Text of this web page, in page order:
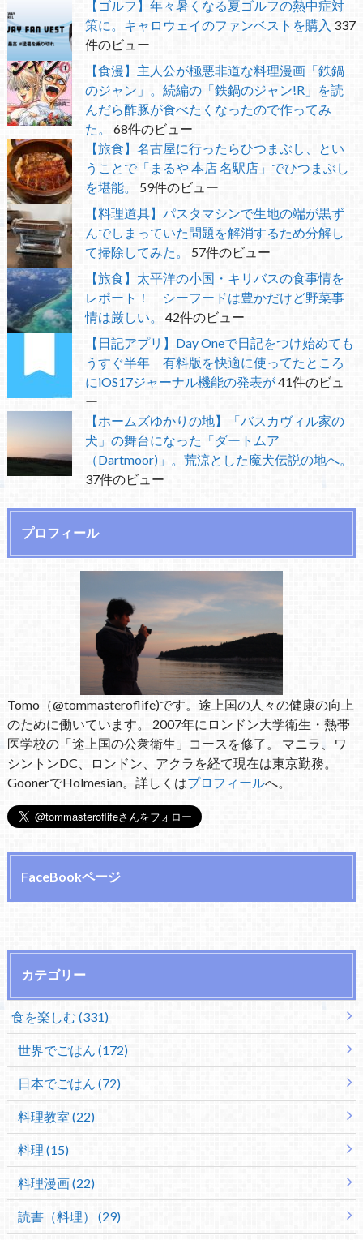
【ゴルフ】年々暑くなる夏ゴルフの熱中症対
策に。キャロウェイのファンベストを購入 337
件のビュー
【食漫】主人公が極悪非道な料理漫画「鉄鍋
のジャン」。続編の「鉄鍋のジャン!R」を読
んだら酢豚が食べたくなったので作ってみ
た。
68件のビュー
【旅食】名古屋に行ったらひつまぶし、とい
うことで「まるや 本店 名駅店」でひつまぶし
を堪能。
59件のビュー
【料理道具】パスタマシンで生地の端が黒ず
んでしまっていた問題を解消するため分解し
て掃除してみた。
57件のビュー
【旅食】太平洋の小国・キリバスの食事情を
レポート！ シーフードは豊かだけど野菜事
情は厳しい。
42件のビュー
【日記アプリ】Day Oneで日記をつけ始めても
うすぐ半年 有料版を快適に使ってたところ
にiOS17ジャーナル機能の発表が41件のビュ
ー
【ホームズゆかりの地】「バスカヴィル家の
犬」の舞台になった「ダートムア
（Dartmoor)」。荒涼とした魔犬伝説の地へ。
37件のビュー
プロフィール
Tomo（@tommasteroflife)です。途上国の人々の健康の向上
のために働いています。 2007年にロンドン大学衛生・熱帯
医学校の「途上国の公衆衛生」コースを修了。 マニラ、ワ
シントンDC、ロンドン、アクラを経て現在は東京勤務。
GoonerでHolmesian。詳しくはプロフィールへ。
FaceBookページ
カテゴリー
食を楽しむ (331)
世界でごはん (172)
日本でごはん (72)
料理教室 (22)
料理 (15)
料理漫画 (22)
読書（料理） (29)